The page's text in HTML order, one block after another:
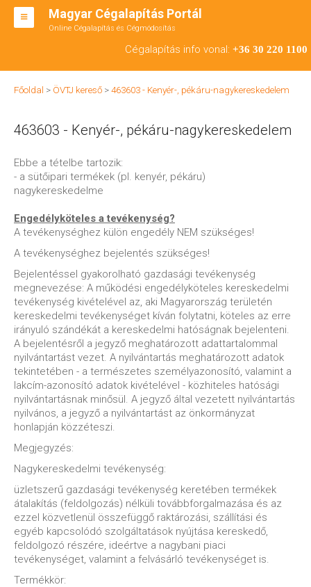
Magyar Cégalapítás Portál
Online Cégalapítás és Cégmódosítás
Cégalapítás info vonal: +36 30 220 1100
BT ALAPÍTÁS
CÉGMÓDOSÍTÁS
ÁTALAKULÁS
TEÁOR SZÁMOK '08
ENGEDÉLYKÖTELES
IRODÁK
Főoldal > ÖVTJ kereső > 463603 - Kenyér-, pékáru-nagykereskedelem
463603 - Kenyér-, pékáru-nagykereskedelem
Ebbe a tételbe tartozik:
- a sütőipari termékek (pl. kenyér, pékáru)
nagykereskedelme
Engedélyköteles a tevékenység?
A tevékenységhez külön engedély NEM szükséges!
A tevékenységhez bejelentés szükséges!
Bejelentéssel gyakorolható gazdasági tevékenység
megnevezése: A működési engedélyköteles kereskedelmi
tevékenység kivételével az, aki Magyarország területén
kereskedelmi tevékenységet kíván folytatni, köteles az erre
irányuló szándékát a kereskedelmi hatóságnak bejelenteni.
A bejelentésről a jegyző meghatározott adattartalommal
nyilvántartást vezet. A nyilvántartás meghatározott adatok
tekintetében - a természetes személyazonosító, valamint a
lakcím-azonosító adatok kivételével - közhiteles hatósági
nyilvántartásnak minősül. A jegyző által vezetett nyilvántartás
nyilvános, a jegyző a nyilvántartást az önkormányzat
honlapján közzéteszi.
Megjegyzés:
Nagykereskedelmi tevékenység:
üzletszerű gazdasági tevékenység keretében termékek
átalakítás (feldolgozás) nélküli továbbforgalmazása és az
ezzel közvetlenül összefüggő raktározási, szállítási és
egyéb kapcsolódó szolgáltatások nyújtása kereskedő,
feldolgozó részére, ideértve a nagybani piaci
tevékenységet, valamint a felvásárló tevékenységet is.
Termékkör: